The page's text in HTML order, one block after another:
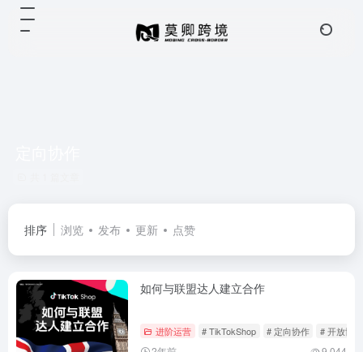
排序 浏览 发布 更新 点赞
如何与联盟达人建立合作
进阶运营 # TikTokShop # 定向协作 # 开放协作